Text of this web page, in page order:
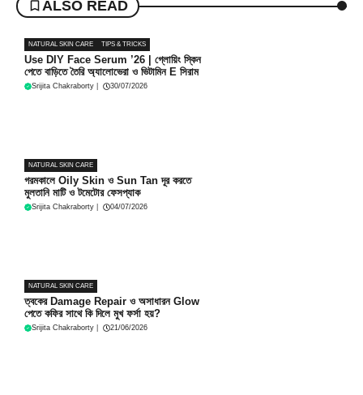
ALSO READ
NATURAL SKIN CARE TIPS & TRICKS
Use DIY Face Serum ’26 | গ্লোয়িং স্কিন
পেতে বাড়িতে তৈরি অ্যালোভেরা ও ভিটামিন E সিরাম
Srijita Chakraborty 30/07/2026
NATURAL SKIN CARE
গরমকালে Oily Skin ও Sun Tan দূর করতে
মুলতানি মাটি ও টমেটোর ফেসপ্যাক
Srijita Chakraborty 04/07/2026
NATURAL SKIN CARE
ত্বকের Damage Repair ও অসাধারন Glow
পেতে কফির সাথে কি দিলে মুখ ফর্সা হয়?
Srijita Chakraborty 21/06/2026